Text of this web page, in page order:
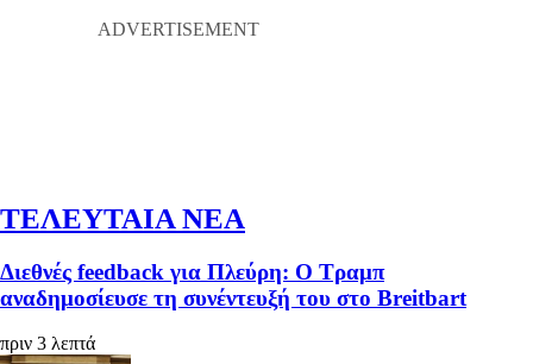
ΤΕΛΕΥΤΑΙΑ ΝΕΑ
Διεθνές feedback για Πλεύρη: Ο Τραμπ
αναδημοσίευσε τη συνέντευξή του στο Breitbart
πριν 3 λεπτά